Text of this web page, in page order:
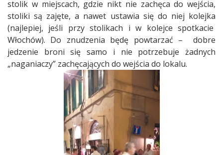
stolik w miejscach, gdzie nikt nie zachęca do wejścia,
stoliki są zajęte, a nawet ustawia się do niej kolejka
(najlepiej, jeśli przy stolikach i w kolejce spotkacie
Włochów). Do znudzenia będę powtarzać –
dobre
jedzenie broni się samo i nie potrzebuje żadnych
„naganiaczy” zachęcających do wejścia do lokalu.